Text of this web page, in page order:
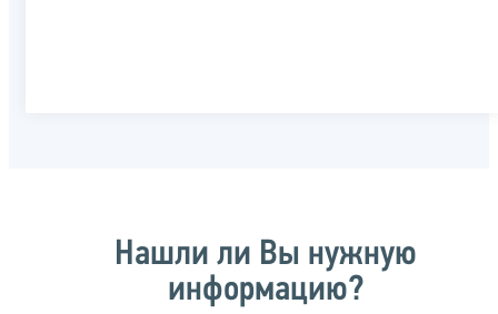
Нашли ли Вы нужную
информацию?